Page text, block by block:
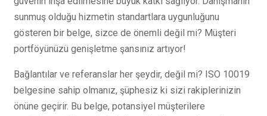
sunmuş olduğu hizmetin standartlara uygunluğunu
gösteren bir belge, sizce de önemli değil mi? Müşteri
portföyünüzü genişletme şansınız artıyor!
Bağlantılar ve referanslar her şeydir, değil mi? ISO 10019
belgesine sahip olmanız, şüphesiz ki sizi rakiplerinizin
önüne geçirir. Bu belge, potansiyel müşterilere